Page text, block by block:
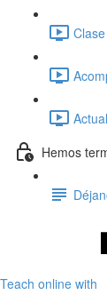
Hemos
Teach online with